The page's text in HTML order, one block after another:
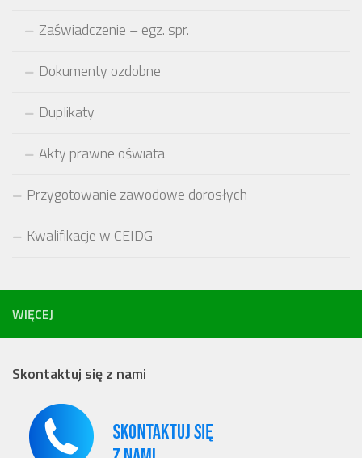
Zaświadczenie – egz. spr.
Dokumenty ozdobne
Duplikaty
Akty prawne oświata
Przygotowanie zawodowe dorosłych
Kwalifikacje w CEIDG
WIĘCEJ
Skontaktuj się z nami